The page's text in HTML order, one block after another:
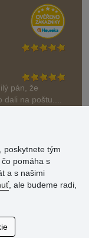
pán, že
na poštu....
poskytnete tým
pomáha s
a s našimi
, ale budeme radi,